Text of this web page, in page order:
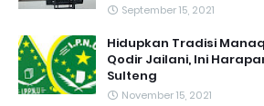
September 15, 2021
Hidupkan Tradisi
Qodir Jailani, Ini
Sulteng
November 15, 2021